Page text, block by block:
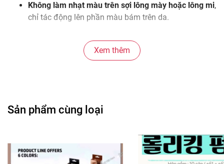
Không làm nhạt màu trên sợi lông mày hoặc lông mi,
chỉ tác động lên phần màu bám trên da.
Công thức có pH trung tính nên khá dịu nhẹ.
Bước 1
Xem thêm
Sản phẩm cùng loại